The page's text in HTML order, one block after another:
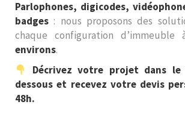
Parlophones, digicodes,
badges : nous proposons des
chaque configuration d’immeuble
environs.
Décrivez votre projet dans
dessous et recevez votre devis
48h.